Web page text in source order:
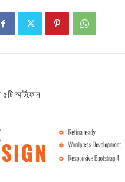
স্মার্টফোন